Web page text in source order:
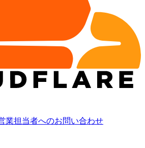
業担当者へのお問い合わせ